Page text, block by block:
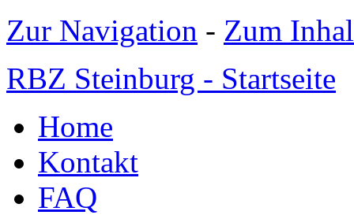
Zur Navigation - Zum
RBZ Steinburg - Startseite
Home
Kontakt
FAQ